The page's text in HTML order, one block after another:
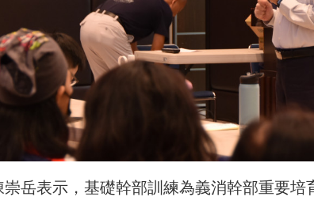
岳表示，基礎幹部訓練為義消幹部重要培